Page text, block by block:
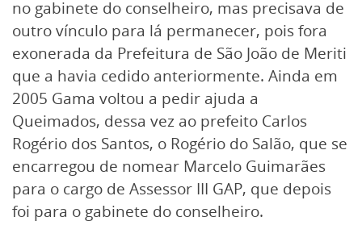
no gabinete do conselheiro, mas precisava de
outro vínculo para lá permanecer, pois fora
exonerada da Prefeitura de São João de Meriti
que a havia cedido anteriormente. Ainda em
2005 Gama voltou a pedir ajuda a
Queimados, dessa vez ao prefeito Carlos
Rogério dos Santos, o Rogério do Salão, que se
encarregou de nomear Marcelo Guimarães
para o cargo de Assessor III GAP, que depois
foi para o gabinete do conselheiro.